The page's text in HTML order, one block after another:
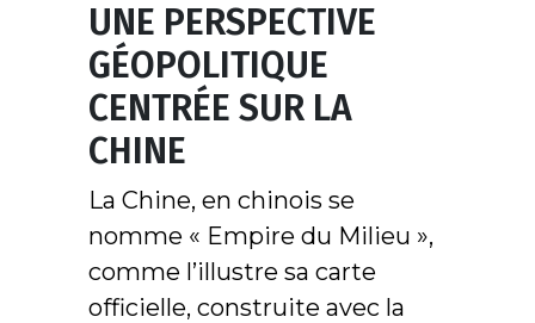
UNE PERSPECTIVE
GÉOPOLITIQUE
CENTRÉE SUR LA
CHINE
La Chine, en chinois se
nomme « Empire du Milieu »,
comme l’illustre sa carte
officielle, construite avec la